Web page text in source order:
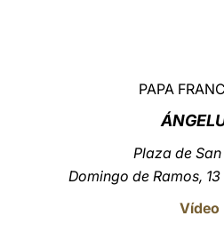
PAPA
Á
Plaza de
Domingo de Ramos,
Vídeo